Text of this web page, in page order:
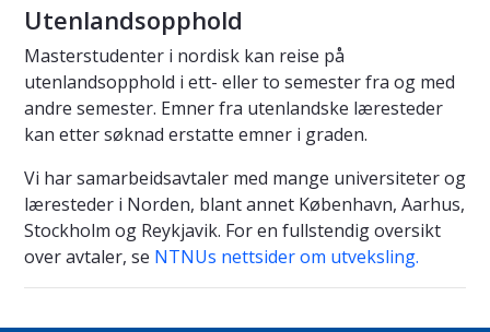
Utenlandsopphold
Masterstudenter i nordisk kan reise på
utenlandsopphold i ett- eller to semester fra og med
andre semester. Emner fra utenlandske læresteder
kan etter søknad erstatte emner i graden.
Vi har samarbeidsavtaler med mange universiteter og
læresteder i Norden, blant annet København, Aarhus,
Stockholm og Reykjavik. For en fullstendig oversikt
over avtaler, se NTNUs nettsider om utveksling.